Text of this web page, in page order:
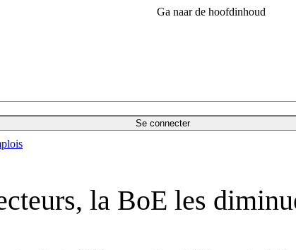
Ga naar de hoofdinhoud
Se connecter
la BoE les